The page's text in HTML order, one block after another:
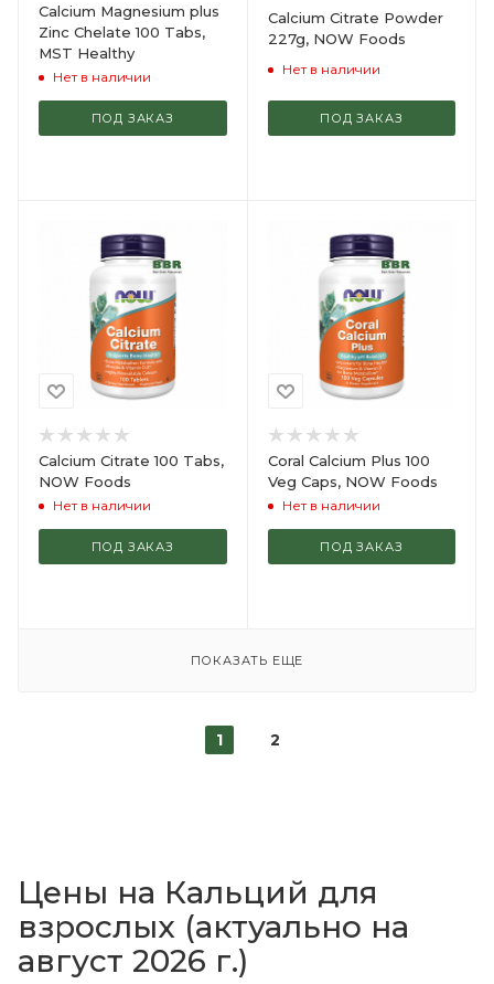
Calcium Magnesium plus
Zinc Chelate 100 Tabs,
MST Healthy
Нет в наличии
ПОД ЗАКАЗ
Calcium Citrate Powder
227g, NOW Foods
Нет в наличии
ПОД ЗАКАЗ
Calcium Citrate 100 Tabs,
NOW Foods
Нет в наличии
ПОД ЗАКАЗ
Coral Calcium Plus 100
Veg Caps, NOW Foods
Нет в наличии
ПОД ЗАКАЗ
ПОКАЗАТЬ ЕЩЕ
1 2
Цены на Кальций для
взрослых (актуально на
август 2026 г.)